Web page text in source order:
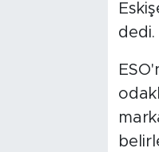
dedi.